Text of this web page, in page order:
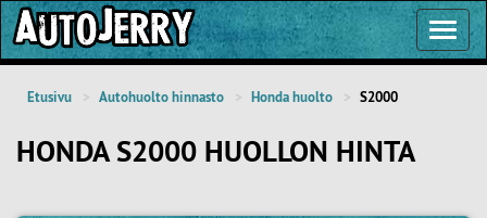
Etusivu Autohuolto hinnasto Honda huolto S2000
HONDA S2000 HUOLLON HINTA